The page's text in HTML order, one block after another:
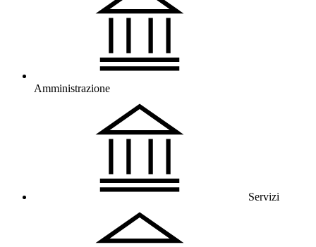
Amministrazione
Servizi